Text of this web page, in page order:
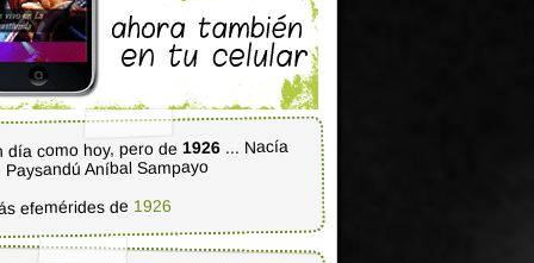
día como hoy, pero de 1926 ... Nacía
Paysandú Aníbal Sampayo
efemérides de 1926